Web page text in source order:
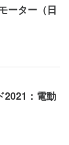
ーター（日
2021：電動